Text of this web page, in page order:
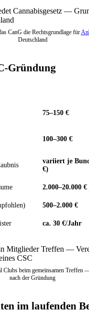
CanG die Rechtsgrundlage für
Deutschland
Gründung
75–150 €
100–300 €
variiert je
€)
2.000–20.000
500–2.000 €
ca. 30 €/Jahr
Clubs beim gemeinsamen Treffen
nach der Gründung
im laufenden